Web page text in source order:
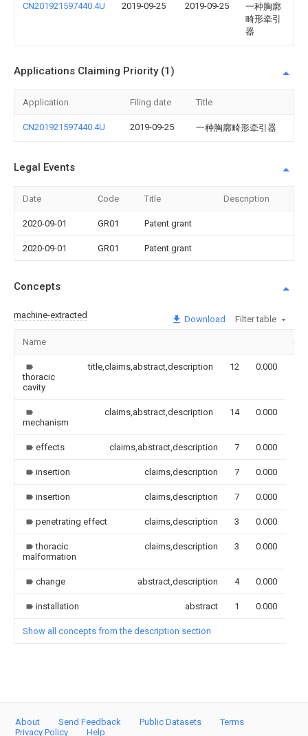
CN201921597440.4U 2019-09-25 2019-09-25
一种胸廓
畸形牵引
器
Applications Claiming Priority (1)
Application Filing date Title
CN201921597440.4U 2019-09-25 一种胸廓畸形牵引器
Legal Events
Date Code Title Description
2020-09-01 GR01 Patent grant
2020-09-01 GR01 Patent grant
Concepts
machine-extracted Download Filter table
Name
thoracic
cavity
title,claims,abstract,description 12 0.000
mechanism
claims,abstract,description 14 0.000
effects claims,abstract,description 7 0.000
insertion claims,description 7 0.000
insertion claims,description 7 0.000
penetrating effect claims,description 3 0.000
thoracic
malformation
claims,description 3 0.000
change abstract,description 4 0.000
installation abstract 1 0.000
Show all concepts from the description section
About Send Feedback Public Datasets
Terms
Privacy Policy
Help